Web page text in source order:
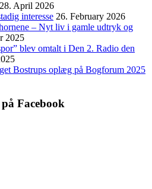
28. April 2026
interesse 26. February 2026
– Nyt liv i gamle udtryk og
2025
blev omtalt i Den 2. Radio den
Bostrups oplæg på Bogforum 2025
Facebook